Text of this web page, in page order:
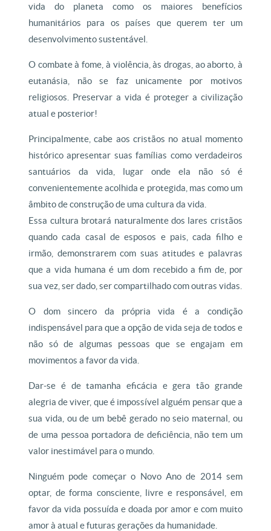
vida do planeta como os maiores benefícios
humanitários para os países que querem ter um
desenvolvimento sustentável.
O combate à fome, à violência, às drogas, ao aborto, à
eutanásia, não se faz unicamente por motivos
religiosos. Preservar a vida é proteger a civilização
atual e posterior!
Principalmente, cabe aos cristãos no atual momento
histórico apresentar suas famílias como verdadeiros
santuários da vida, lugar onde ela não só é
convenientemente acolhida e protegida, mas como um
âmbito de construção de uma cultura da vida.
Essa cultura brotará naturalmente dos lares cristãos
quando cada casal de esposos e pais, cada filho e
irmão, demonstrarem com suas atitudes e palavras
que a vida humana é um dom recebido a fim de, por
sua vez, ser dado, ser compartilhado com outras vidas.
O dom sincero da própria vida é a condição
indispensável para que a opção de vida seja de todos e
não só de algumas pessoas que se engajam em
movimentos a favor da vida.
Dar-se é de tamanha eficácia e gera tão grande
alegria de viver, que é impossível alguém pensar que a
sua vida, ou de um bebê gerado no seio maternal, ou
de uma pessoa portadora de deficiência, não tem um
valor inestimável para o mundo.
Ninguém pode começar o Novo Ano de 2014 sem
optar, de forma consciente, livre e responsável, em
favor da vida possuída e doada por amor e com muito
amor à atual e futuras gerações da humanidade.